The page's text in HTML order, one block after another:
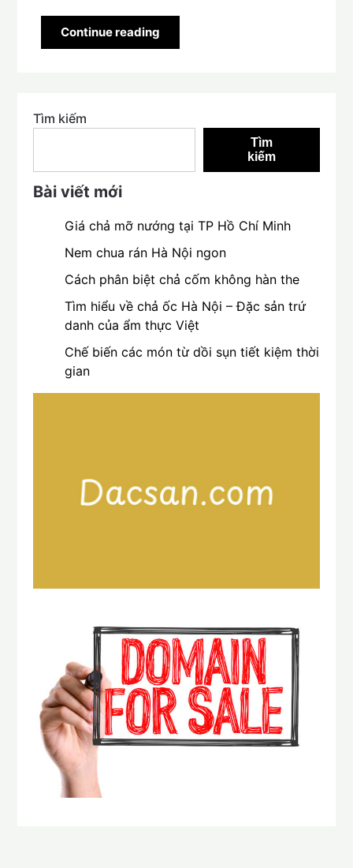
Continue reading
Tìm kiếm
Tìm
kiếm
Bài viết mới
Giá chả mỡ nướng tại TP Hồ Chí Minh
Nem chua rán Hà Nội ngon
Cách phân biệt chả cốm không hàn the
Tìm hiểu về chả ốc Hà Nội – Đặc sản trứ
danh của ẩm thực Việt
Chế biến các món từ dồi sụn tiết kiệm thời
gian